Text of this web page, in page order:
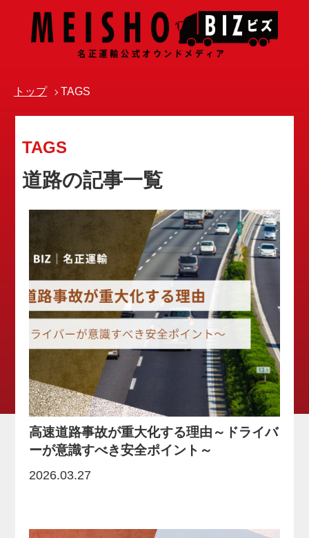
トップ TAGS
TAGS
道路の記事一覧
高速道路事故が重大化する理由～ドライバ
ーが意識すべき安全ポイント～
2026.03.27